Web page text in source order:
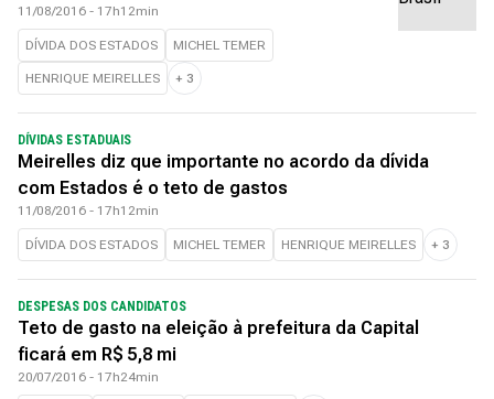
11/08/2016 - 17h12min
DÍVIDA DOS ESTADOS MICHEL TEMER
HENRIQUE MEIRELLES + 3
DÍVIDAS ESTADUAIS
Meirelles diz que importante no acordo da dívida
com Estados é o teto de gastos
11/08/2016 - 17h12min
DÍVIDA DOS ESTADOS MICHEL TEMER HENRIQUE MEIRELLES + 3
DESPESAS DOS CANDIDATOS
Teto de gasto na eleição à prefeitura da Capital
ficará em R$ 5,8 mi
20/07/2016 - 17h24min